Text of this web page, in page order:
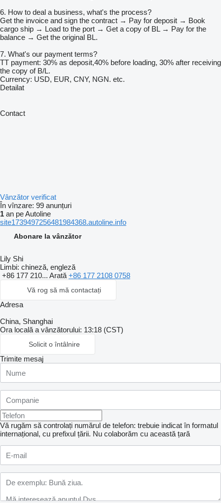
6. How to deal a business, what's the process?
Get the invoice and sign the contract → Pay for deposit → Book
cargo ship → Load to the port → Get a copy of BL → Pay for the
balance → Get the original BL.
7. What's our payment terms?
TT payment: 30% as deposit,40% before loading, 30% after receiving
the copy of B/L.
Currency: USD, EUR, CNY, NGN. etc.
Detailat
Contact
Vânzător verificat
În vînzare: 99 anunțuri
1 an pe Autoline
site1739497256481984368.autoline.info
Abonare la vânzător
Lily Shi
Limbi: chineză, engleză
+86 177 210... Arată +86 177 2108 0758
Vă rog să mă contactați
Adresa
China, Shanghai
Ora locală a vânzătorului: 13:18 (CST)
Solicit o întâlnire
Trimite mesaj
Vă rugăm să controlați numărul de telefon: trebuie indicat în formatul
internațional, cu prefixul țării. Nu colaborăm cu această țară